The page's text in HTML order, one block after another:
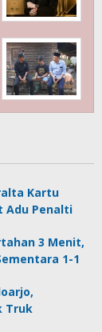
Kartu
Adu Penalti
3 Menit,
1-1
Truk